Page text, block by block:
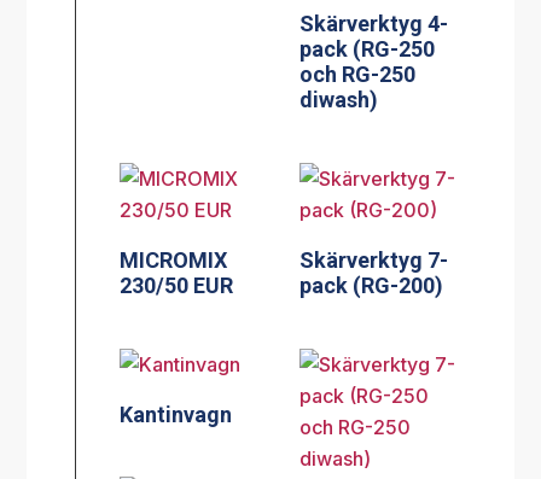
Skärverktyg 4-
pack (RG-250
och RG-250
diwash)
MICROMIX
230/50 EUR
Skärverktyg 7-
pack (RG-200)
Kantinvagn